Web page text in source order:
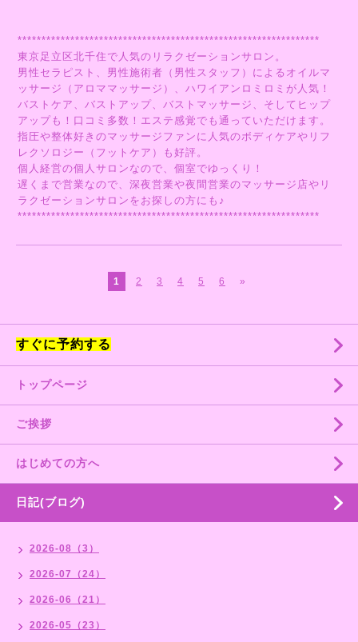
***************************************************************
東京足立区北千住で人気のリラクゼーションサロン。
男性セラピスト、男性施術者（男性スタッフ）によるオイルマ
ッサージ（アロママッサージ）、ハワイアンロミロミが人気！
バストケア、バストアップ、バストマッサージ、そしてヒップ
アップも！口コミ多数！エステ感覚でも通っていただけます。
指圧や整体好きのマッサージファンに人気のボディケアやリフ
レクソロジー（フットケア）も好評。
個人経営の個人サロンなので、個室でゆっくり！
遅くまで営業なので、深夜営業や夜間営業のマッサージ店やリ
ラクゼーションサロンをお探しの方にも♪
***************************************************************
1 2 3 4 5 6 »
すぐに予約する
トップページ
ご挨拶
はじめての方へ
日記(ブログ)
2026-08（3）
2026-07（24）
2026-06（21）
2026-05（23）